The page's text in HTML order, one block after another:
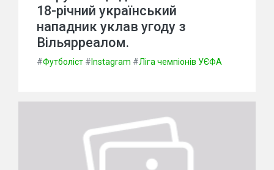
18-річний український
нападник уклав угоду з
Вільярреалом.
#Футболіст # Instagram #Ліга чемпіонів УЄФА